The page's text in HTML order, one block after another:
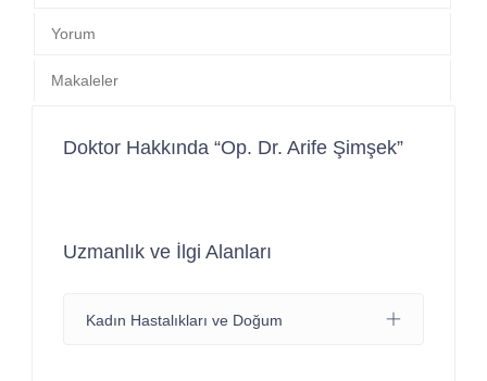
Yorum
Makaleler
Doktor Hakkında “Op. Dr. Arife Şimşek”
Uzmanlık ve İlgi Alanları
Kadın Hastalıkları ve Doğum